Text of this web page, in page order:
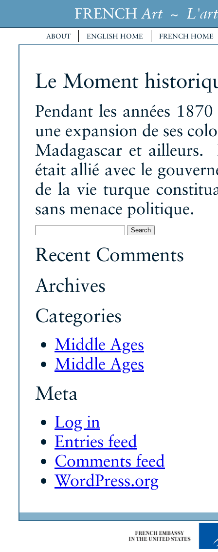
FRENCH Art~ L'art
ABOUT ENGLISH HOME FRENCH HOME
Le Moment
Pendant les années
une expansion de ses
Madagascar et ailleurs.
était allié avec le
de la vie turque
sans menace politique.
for:
Recent Comments
Archives
Categories
Middle Ages
Middle Ages
Meta
Log in
Entries feed
Comments feed
WordPress.org